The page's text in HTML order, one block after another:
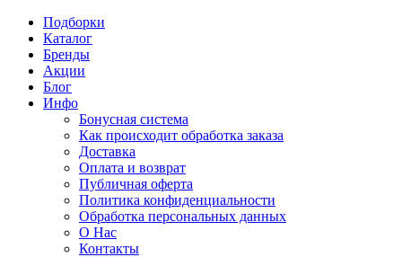
Подборки
Каталог
Бренды
Акции
Блог
Инфо
Бонусная система
Как происходит обработка заказа
Доставка
Оплата и возврат
Публичная оферта
Политика конфиденциальности
Обработка персональных данных
О Нас
Контакты